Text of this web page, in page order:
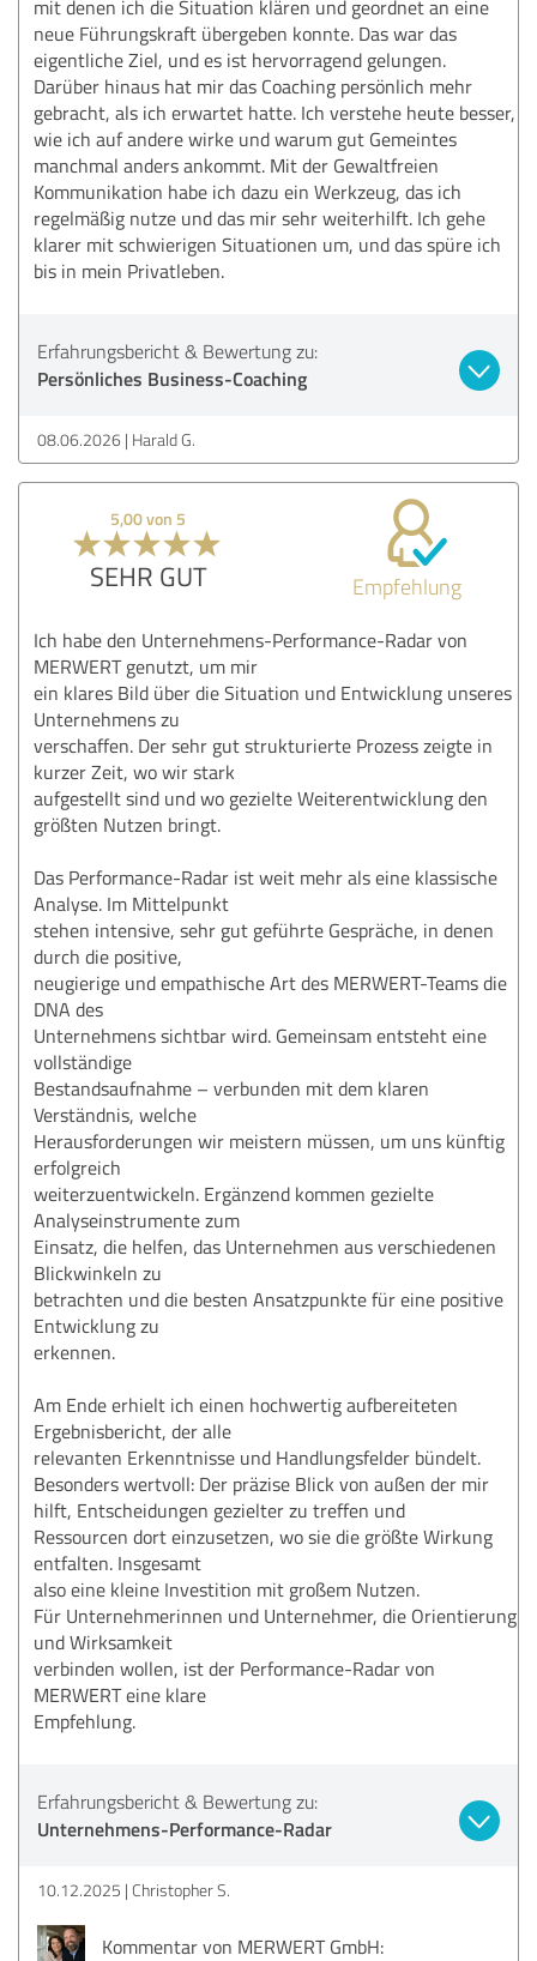
mit denen ich die Situation klären und geordnet an eine
neue Führungskraft übergeben konnte. Das war das
eigentliche Ziel, und es ist hervorragend gelungen.
Darüber hinaus hat mir das Coaching persönlich mehr
gebracht, als ich erwartet hatte. Ich verstehe heute besser,
wie ich auf andere wirke und warum gut Gemeintes
manchmal anders ankommt. Mit der Gewaltfreien
Kommunikation habe ich dazu ein Werkzeug, das ich
regelmäßig nutze und das mir sehr weiterhilft. Ich gehe
klarer mit schwierigen Situationen um, und das spüre ich
bis in mein Privatleben.
Erfahrungsbericht & Bewertung zu:
Persönliches Business-Coaching
08.06.2026 Harald G.
5,00 von 5
SEHR GUT Empfehlung
Ich habe den Unternehmens-Performance-Radar von
MERWERT genutzt, um mir
ein klares Bild über die Situation und Entwicklung unseres
Unternehmens zu
verschaffen. Der sehr gut strukturierte Prozess zeigte in
kurzer Zeit, wo wir stark
aufgestellt sind und wo gezielte Weiterentwicklung den
größten Nutzen bringt.
Das Performance-Radar ist weit mehr als eine klassische
Analyse. Im Mittelpunkt
stehen intensive, sehr gut geführte Gespräche, in denen
durch die positive,
neugierige und empathische Art des MERWERT-Teams die
DNA des
Unternehmens sichtbar wird. Gemeinsam entsteht eine
vollständige
Bestandsaufnahme – verbunden mit dem klaren
Verständnis, welche
Herausforderungen wir meistern müssen, um uns künftig
erfolgreich
weiterzuentwickeln. Ergänzend kommen gezielte
Analyseinstrumente zum
Einsatz, die helfen, das Unternehmen aus verschiedenen
Blickwinkeln zu
betrachten und die besten Ansatzpunkte für eine positive
Entwicklung zu
erkennen.
Am Ende erhielt ich einen hochwertig aufbereiteten
Ergebnisbericht, der alle
relevanten Erkenntnisse und Handlungsfelder bündelt.
Besonders wertvoll: Der präzise Blick von außen der mir
hilft, Entscheidungen gezielter zu treffen und
Ressourcen dort einzusetzen, wo sie die größte Wirkung
entfalten. Insgesamt
also eine kleine Investition mit großem Nutzen.
Für Unternehmerinnen und Unternehmer, die Orientierung
und Wirksamkeit
verbinden wollen, ist der Performance-Radar von
MERWERT eine klare
Empfehlung.
Erfahrungsbericht & Bewertung zu:
Unternehmens-Performance-Radar
10.12.2025 Christopher S.
Kommentar von MERWERT GmbH: